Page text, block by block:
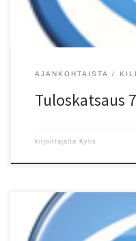
AJANKOHTAISTA
Tuloskatsaus
kirjoittajalta Kylis